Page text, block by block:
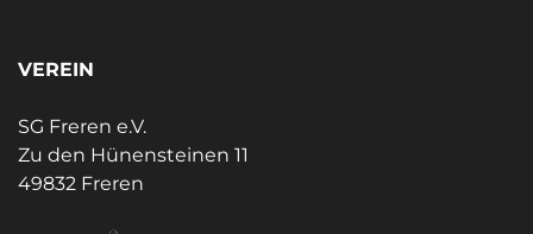
VEREIN
SG Freren e.V.
Zu den Hünensteinen 11
49832 Freren